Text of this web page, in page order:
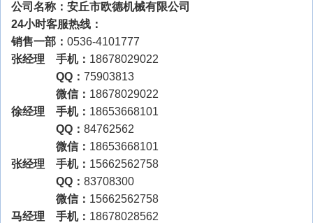
公司名称：安丘市欧德机械有限公司
24小时客服热线：
销售一部： 0536-4101777
张经理 手机： 18678029022
QQ： 75903813
微信： 18678029022
徐经理 手机： 18653668101
QQ： 84762562
微信： 18653668101
张经理 手机： 15662562758
QQ： 83708300
微信： 15662562758
马经理 手机： 18678028562